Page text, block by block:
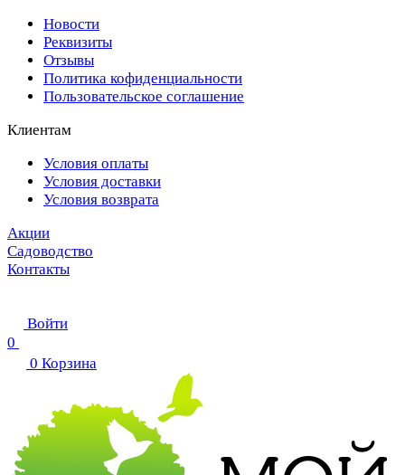
Новости
Реквизиты
Отзывы
Политика кофиденциальности
Пользовательское соглашение
Клиентам
Условия оплаты
Условия доставки
Условия возврата
Акции
Садоводство
Контакты
Войти
0
0 Корзина